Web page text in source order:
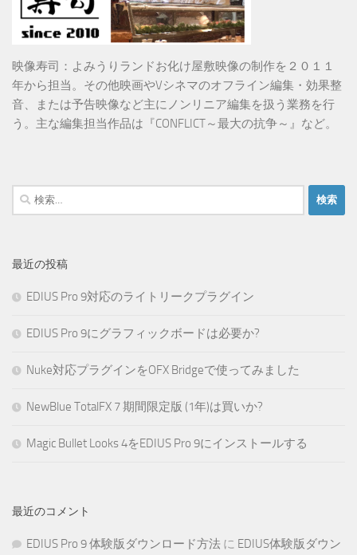
映像寿司：よみうりランドお化け屋敷映像の制作を２０１１
年から担当。その他映画やVシネマのオフライン編集・効果整
音、または予告映像など主にノンリニア編集を扱う業務を行
う。主な編集担当作品は『CONFLICT～最大の抗争～』など。
検
索:
最近の投稿
EDIUS Pro 9対応のライトリークプラグイン
EDIUS Pro 9にグラフィックボードは必要か?
Nuke対応プラグインをOFX Bridgeで使ってみました
NewBlue TotalFX 7 期間限定版 (1年)は買いか?
Magic Bullet Looks 4をEDIUS Pro 9にインストールする
最近のコメント
EDIUS Pro 9 体験版ダウンロード方法 に EDIUS体験版ダウン